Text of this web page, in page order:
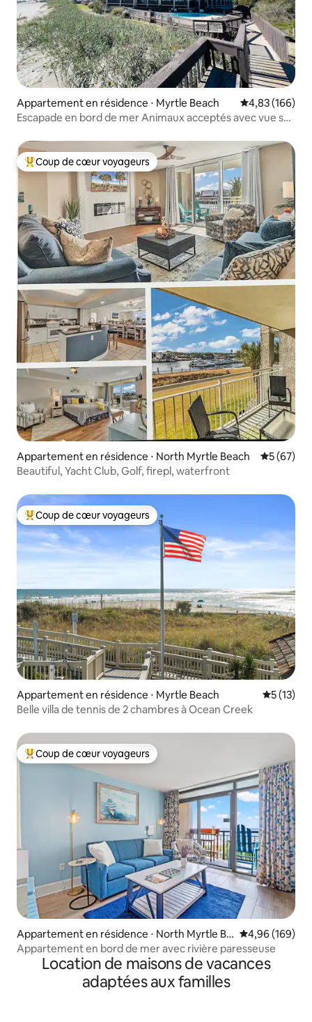
Appartement en résidence ⋅ Myrtle Beach Évaluation
4,83 (166)
Escapade en bord de mer Animaux acceptés avec vue sur
Coups de cœur voyageurs les plus appréciés
Coup de cœur voyageurs
Appartement en résidence ⋅ North Myrtle Beach
5 (67)
Beautiful, Yacht Club, Golf, firepl, waterfront
Coups de cœur voyageurs les plus appréciés
Coup de cœur voyageurs
Appartement en résidence ⋅ Myrtle Beach
5 (13)
Belle villa de tennis de 2 chambres à Ocean Creek
Coups de cœur voyageurs les plus appréciés
Coup de cœur voyageurs
Appartement en résidence ⋅ North Myrtle Be
ach
Évaluation
4,96 (169)
Appartement en bord de mer avec rivière paresseuse
Location de maisons de vacances
adaptées aux familles